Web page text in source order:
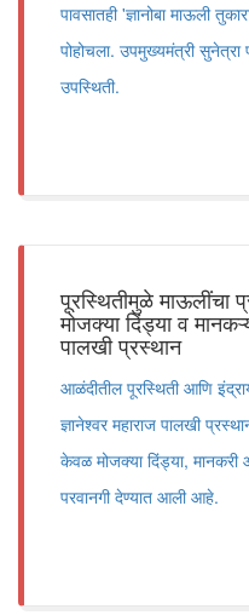
पावसातही 'ज्ञानोबा माऊली
पोहोचला. उपमुख्यमंत्री सुनेत्रा
उपस्थिती.
पूरस्थितीमुळे माऊलींचा
मोजक्या दिंड्या व
पालखी प्रस्थान
आळंदीतील पूरस्थिती आणि
ज्ञानेश्वर महाराज पालखी
केवळ मोजक्या दिंड्या, मानकरी
परवानगी देण्यात आली आहे.